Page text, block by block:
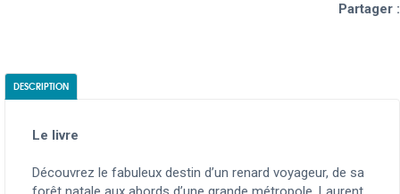
Partager :
DESCRIPTION
Le livre
Découvrez le fabuleux destin d’un renard voyageur, de sa